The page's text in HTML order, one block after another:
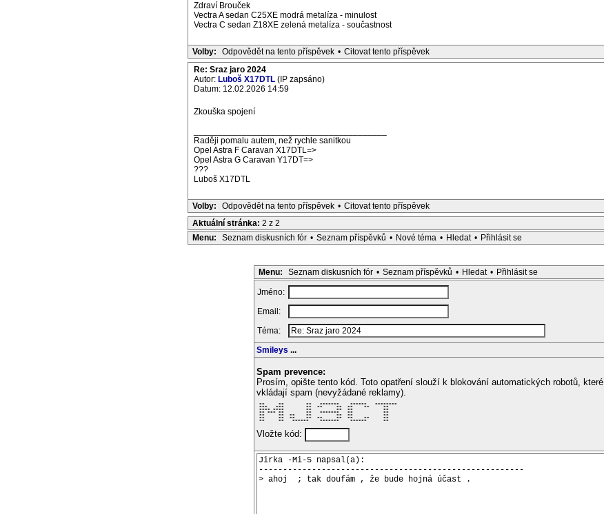
Zdraví Brouček
Vectra A sedan C25XE modrá metalíza - minulost
Vectra C sedan Z18XE zelená metalíza - součastnost
Volby: Odpovědět na tento příspěvek • Citovat tento příspěvek
Re: Sraz jaro 2024
Autor: Luboš X17DTL (IP zapsáno)
Datum: 12.02.2026 14:59
Zkouška spojení
Raději pomalu autem, než rychle sanitkou
Opel Astra F Caravan X17DTL=>
Opel Astra G Caravan Y17DT=>
???
Luboš X17DTL
Volby: Odpovědět na tento příspěvek • Citovat tento příspěvek
Aktuální stránka: 2 z 2
Menu: Seznam diskusních fór • Seznam příspěvků • Nové téma • Hledat • Přihlásit se
Menu: Seznam diskusních fór • Seznam příspěvků • Hledat • Přihlásit se
Jméno:
Email:
Téma:
Smileys ...
Spam prevence:
Prosím, opište tento kód. Toto opatření slouží k blokování automatických robotů, které
vkládají spam (nevyžádané reklamy).
**     **        **   *******    ******   ********
***   ***        **  **     **  **    **     **
**** ****        **         **  **           **
** *** **        **   *******   **           **
**     **  **    **         **  **           **
**     **  **    **  **     **  **    **     **
**     **   ******    *******    ******      **
Vložte kód: